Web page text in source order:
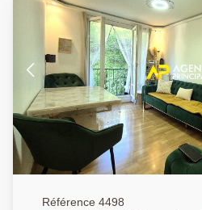
Référence 4498